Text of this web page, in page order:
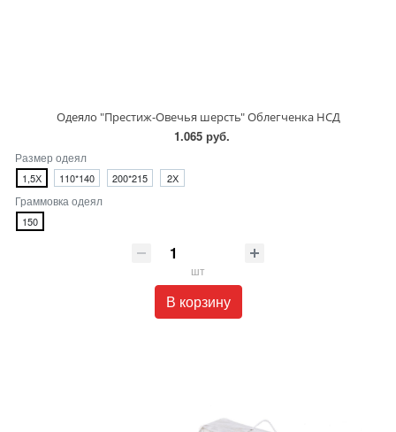
Одеяло "Престиж-Овечья шерсть" Облегченка НСД
1.065 руб.
Размер одеял
1,5Х 110*140 200*215 2Х
Граммовка одеял
150
шт
В корзину